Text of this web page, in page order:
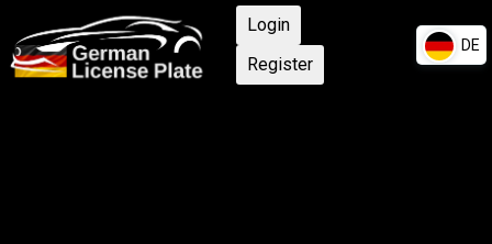
Login
Register
DE